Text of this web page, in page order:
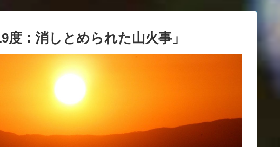
：消しとめられた山火事」